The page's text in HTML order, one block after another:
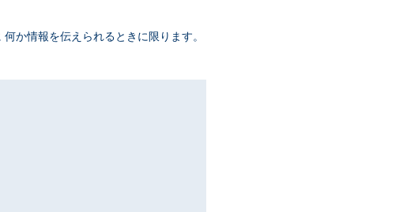
か情報を伝えられるときに限ります。